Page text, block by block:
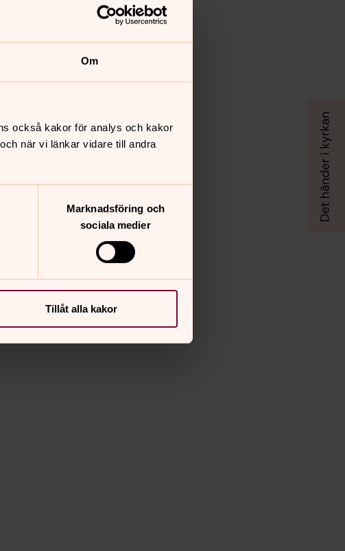
Om
också kakor för analys och kakor
när vi länkar vidare till andra
Marknadsföring och
sociala medier
Tillåt alla kakor